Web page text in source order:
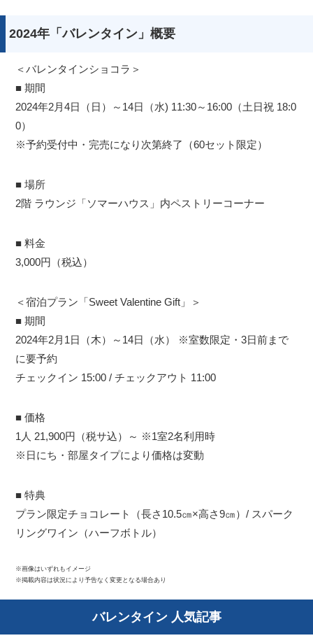
2024年「バレンタイン」概要
＜バレンタインショコラ＞
■ 期間
2024年2月4日（日）～14日（水) 11:30～16:00（土日祝 18:0
0）
※予約受付中・完売になり次第終了（60セット限定）
■ 場所
2階 ラウンジ「ソマーハウス」内ペストリーコーナー
■ 料金
3,000円（税込）
＜宿泊プラン「Sweet Valentine Gift」＞
■ 期間
2024年2月1日（木）～14日（水） ※室数限定・3日前まで
に要予約
チェックイン 15:00 / チェックアウト 11:00
■ 価格
1人 21,900円（税サ込）～ ※1室2名利用時
※日にち・部屋タイプにより価格は変動
■ 特典
プラン限定チョコレート（長さ10.5㎝×高さ9㎝）/ スパーク
リングワイン（ハーフボトル）
※画像はいずれもイメージ
※掲載内容は状況により予告なく変更となる場合あり
バレンタイン 人気記事